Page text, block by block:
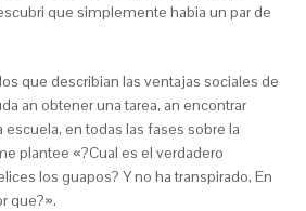
que simplemente habia un par de
que describian las ventajas sociales de
an obtener una tarea, an encontrar
escuela, en todas las fases sobre la
plantee «?Cual es el verdadero
los guapos? Y no ha transpirado, En
que?».